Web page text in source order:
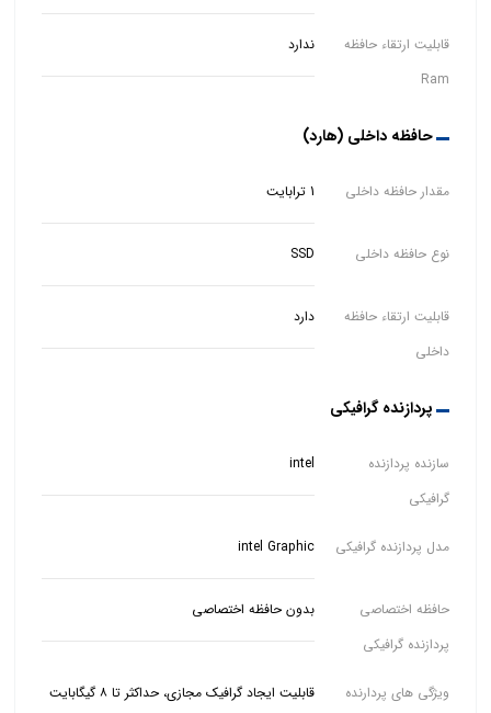
قابلیت ارتقاء حافظه
Ram
ندارد
حافظه داخلی (هارد)
مقدار حافظه داخلی 1 ترابایت
نوع حافظه داخلی SSD
قابلیت ارتقاء حافظه
داخلی
دارد
پردازنده گرافیکی
سازنده پردازنده
گرافیکی
intel
مدل پردازنده گرافیکی intel Graphic
حافظه اختصاصی
پردازنده گرافیکی
بدون حافظه اختصاصی
ویژگی های پردارنده
قابلیت ایجاد گرافیک مجازی، حداکثر تا ۸ گیگابایت